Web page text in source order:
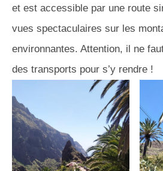
et est accessible par une route
vues spectaculaires sur les
environnantes. Attention, il ne
des transports pour s’y rendre !